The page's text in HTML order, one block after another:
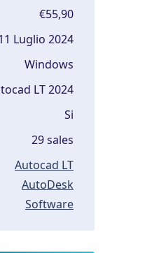
€55,90
Luglio 2024
Windows
LT 2024
Si
29 sales
Autocad LT
AutoDesk
Software